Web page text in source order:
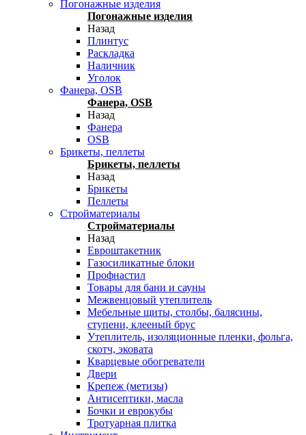
Погонажные изделия
Погонажные изделия
Назад
Плинтус
Раскладка
Наличник
Уголок
Фанера, OSB
Фанера, OSB
Назад
Фанера
OSB
Брикеты, пеллеты
Брикеты, пеллеты
Назад
Брикеты
Пеллеты
Стройматериалы
Стройматериалы
Назад
Евроштакетник
Газосиликатные блоки
Профнастил
Товары для бани и сауны
Межвенцовый утеплитель
Мебельные щиты, столбы, балясины,
ступени, клееный брус
Утеплитель, изоляционные пленки, фольга,
скотч, эковата
Кварцевые обогреватели
Двери
Крепеж (метизы)
Антисептики, масла
Бочки и еврокубы
Тротуарная плитка